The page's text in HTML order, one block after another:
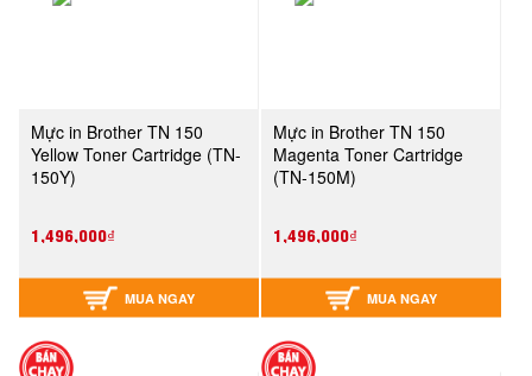
Mực in Brother TN 150
Yellow Toner Cartridge (TN-
150Y)
1,496,000₫
MUA NGAY
Mực in Brother TN 150
Magenta Toner Cartridge
(TN-150M)
1,496,000₫
MUA NGAY